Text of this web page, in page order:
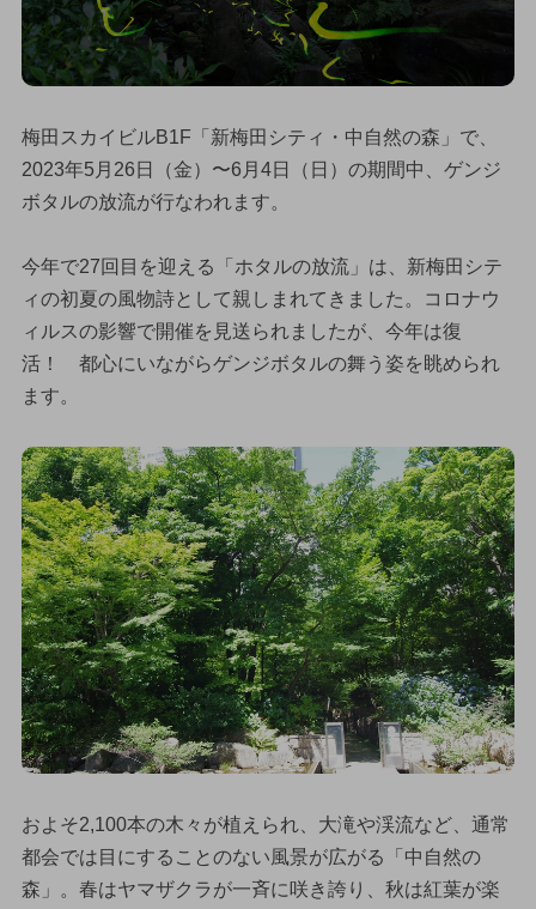
梅田スカイビルB1F「新梅田シティ・中自然の森」で、
2023年5月26日（金）〜6月4日（日）の期間中、ゲンジ
ボタルの放流が行なわれます。
今年で27回目を迎える「ホタルの放流」は、新梅田シテ
ィの初夏の風物詩として親しまれてきました。コロナウ
ィルスの影響で開催を見送られましたが、今年は復
活！ 都心にいながらゲンジボタルの舞う姿を眺められ
ます。
およそ2,100本の木々が植えられ、大滝や渓流など、通常
都会では目にすることのない風景が広がる「中自然の
森」。春はヤマザクラが一斉に咲き誇り、秋は紅葉が楽